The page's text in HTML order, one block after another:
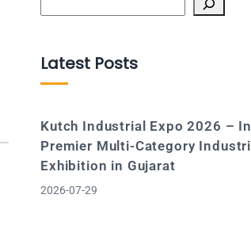
Latest Posts
Kutch Industrial Expo 2026 –
Premier Multi-Category
Exhibition in Gujarat
2026-07-29